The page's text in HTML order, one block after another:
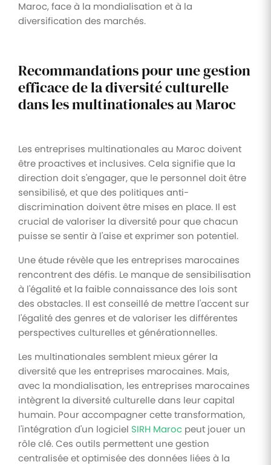
Maroc, face à la mondialisation et à la
diversification des marchés.
Recommandations pour une gestion
efficace de la diversité culturelle
dans les multinationales au Maroc
Les entreprises multinationales au Maroc doivent
être proactives et inclusives. Cela signifie que la
direction doit s'engager, que le personnel doit être
sensibilisé, et que des politiques anti-
discrimination doivent être mises en place. Il est
crucial de valoriser la diversité pour que chacun
puisse se sentir à l'aise et exprimer son potentiel.
Une étude révèle que les entreprises marocaines
rencontrent des défis. Le manque de sensibilisation
à l'égalité et la faible connaissance des lois sont
des obstacles. Il est conseillé de mettre l'accent sur
l'égalité des genres et de valoriser les différentes
perspectives culturelles et générationnelles.
Les multinationales semblent mieux gérer la
diversité que les entreprises marocaines. Mais,
avec la mondialisation, les entreprises marocaines
intègrent la diversité culturelle dans leur capital
humain. Pour accompagner cette transformation,
l'intégration d'un logiciel SIRH Maroc peut jouer un
rôle clé. Ces outils permettent une gestion
centralisée et optimisée des données liées à la